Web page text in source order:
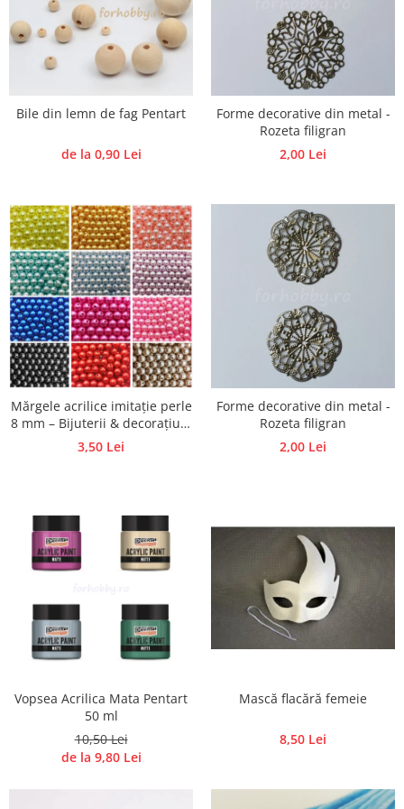
Hartie craft
Carton/Hartie efecte speciale
Carton/Hartie Scrapbooking
Carton/Hartie unicolor
Hartie creponata
Hartie dantelata
Hartie reciclata/manuala
Plicuri
Carton
Rame, albume, notesuri
Masti
Forme/Figurine carton
Panglici, snururi, sarma
Dantela
Panglici craciun
Panglici decor
Aplice decor
Sticla
Platouri
Altele
Stampile, sigilii
Baze stampile
Stampile silicon
Ustensile, aparate
Cutter, trimmer
Bile din lemn de fag Pentart
de la 0,90 Lei
Forme decorative din metal -
Rozeta filigran
2,00 Lei
Mărgele acrilice imitație perle
8 mm – Bijuterii & decorațiuni
handmade
3,50 Lei
Forme decorative din metal -
Rozeta filigran
2,00 Lei
Vopsea Acrilica Mata Pentart
50 ml
10,50 Lei
de la 9,80 Lei
Mască flacără femeie
8,50 Lei